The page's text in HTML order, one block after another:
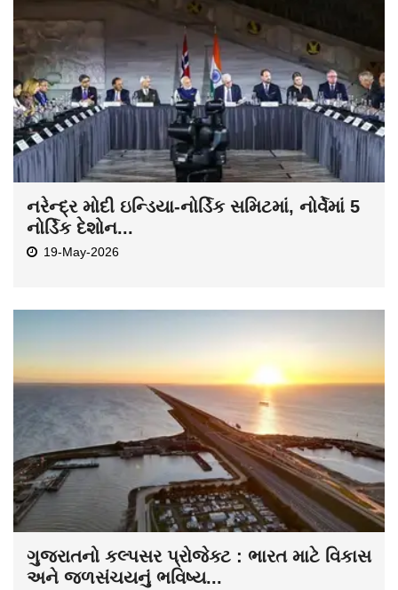
નરેન્દ્ર મોદી ઇન્ડિયા-નોર્ડિક સમિટમાં, નોર્વેમાં 5
નોર્ડિક દેશોન...
19-May-2026
ગુજરાતનો કલ્પસર પ્રોજેક્ટ : ભારત માટે વિકાસ
અને જળસંચયનું ભવિષ્ય...